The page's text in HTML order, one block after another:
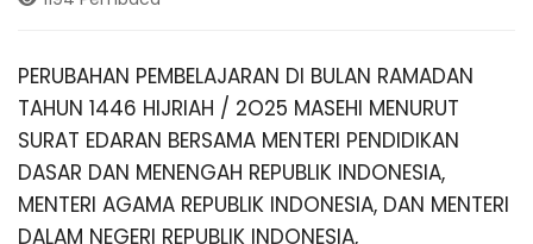
L
O
PERUBAHAN PEMBELAJARAN DI BULAN RAMADAN
TAHUN 1446 HIJRIAH / 2O25 MASEHI MENURUT
SURAT EDARAN BERSAMA MENTERI PENDIDIKAN
DASAR DAN MENENGAH REPUBLIK INDONESIA,
MENTERI AGAMA REPUBLIK INDONESIA, DAN MENTERI
DALAM NEGERI REPUBLIK INDONESIA,